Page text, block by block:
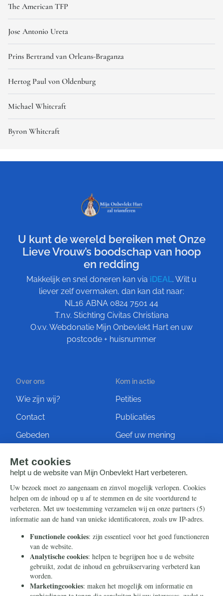
The American TFP
Jose Antonio Ureta
Prins Bertrand van Orleans-Braganza
Hertog Paul von Oldenburg
Michael Whitcraft
Byron Whitcraft
U kunt de wereld bereiken met Onze
Lieve Vrouw’s boodschap van hoop
en redding
Makkelijk en snel doneren kan via iDEAL. Wilt u
liever zelf overmaken, dan kan dat naar:
NL16 ABNA 0824 7501 44
T.n.v. Stichting Civitas Christiana
O.v.v. Webdonatie Mijn Onbevlekt Hart en uw
postcode + huisnummer
Over ons
Wie zijn wij?
Contact
Gebeden
Kom in actie
Petities
Publicaties
Geef uw mening
Steun ons
Nieuwsbrief
Eenmalig
Maandelijks
Periodiek
Nalaten
Zelf overschrijven
Info
Contact
Ontvang onze Telegram-
berichten